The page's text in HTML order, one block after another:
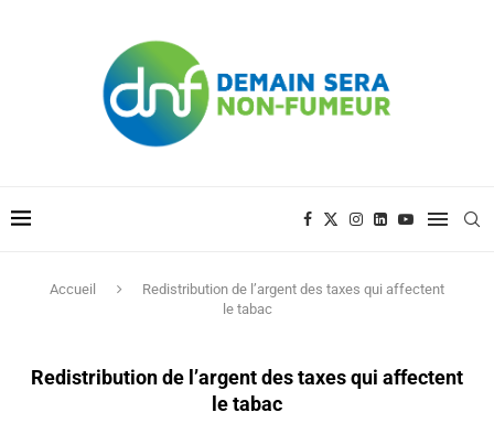
Accueil
Redistribution de l’argent des taxes qui affectent
le tabac
Redistribution de l’argent des taxes qui affectent
le tabac